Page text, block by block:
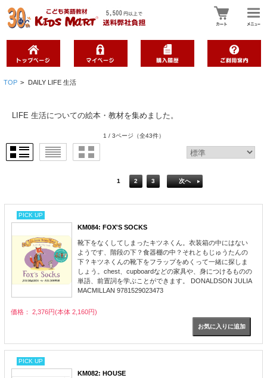
TOP > DAILY LIFE 生活
LIFE 生活についての絵本・教材を集めました。
1 / 3ページ （全43件）
1 2 3 次へ
PICK UP
KM084: FOX'S SOCKS
靴下をなくしてしまったキツネくん。衣装箱の中にはない
ようです、階段の下？食器棚の中？それともじゅうたんの
下？キツネくんの靴下をフラップをめくって一緒に探しま
しょう。chest、cupboardなどの家具や、身につけるものの
単語、前置詞を学ぶことができます。 DONALDSON JULIA
MACMILLAN 9781529023473
価格： 2,376円(本体 2,160円)
PICK UP
KM082: HOUSE